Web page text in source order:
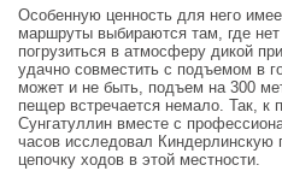
Особенную ценность для него
маршруты выбираются там, где
погрузиться в атмосферу дикой
удачно совместить с подъемом в
может и не быть, подъем на 300
пещер встречается немало. Так, к
Сунгатуллин вместе с
часов исследовал
цепочку ходов в этой местности.